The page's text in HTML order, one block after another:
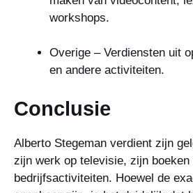
workshops.
Overige – Verdiensten uit
en andere activiteiten.
Conclusie
Alberto Stegeman verdient zijn
zijn werk op televisie, zijn boeken
bedrijfsactiviteiten. Hoewel de